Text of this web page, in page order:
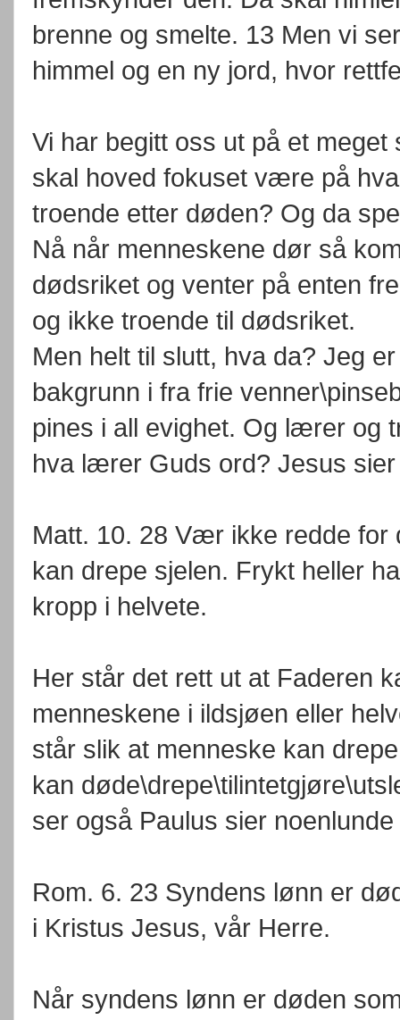
brenne og smelte. 13 Men vi
himmel og en ny jord, hvor
Vi har begitt oss ut på et
skal hoved fokuset være på
troende etter døden? Og da
Nå når menneskene dør så
dødsriket og venter på enten
og ikke troende til dødsriket.
Men helt til slutt, hva da? Jeg
bakgrunn i fra frie
pines i all evighet. Og lærer og
hva lærer Guds ord? Jesus sier
Matt. 10. 28 Vær ikke redde for
kan drepe sjelen. Frykt heller
kropp i helvete.
Her står det rett ut at Faderen
menneskene i ildsjøen eller
står slik at menneske kan
kan
ser også Paulus sier
Rom. 6. 23 Syndens lønn er
i Kristus Jesus, vår Herre.
Når syndens lønn er døden